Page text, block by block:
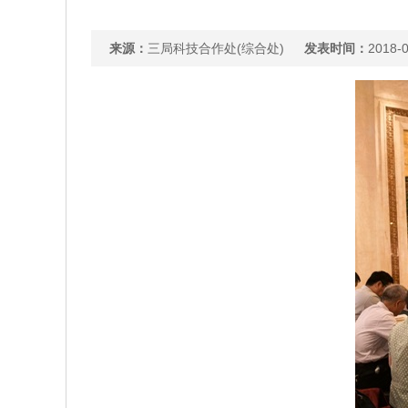
来源： 三局科技合作处(综合处) 发表时间： 2018-